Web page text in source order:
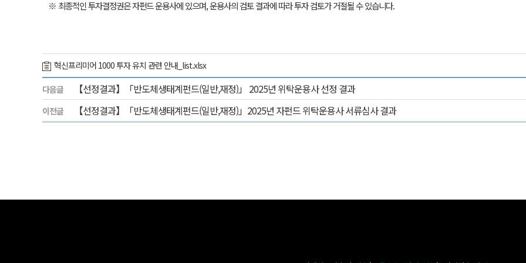
※ 최종적인 투자결정권은 자펀드 운용사에 있으며, 운용사의 검토 결과에 따라 투자 검토가거절될 수 있습니다.
혁신프리미어 1000 투자 유치 관련 안내_list.xlsx
다음글 【선정결과】「반도체생태계펀드(일반,재정)」 2025년 위탁운용사 선정 결과
이전글 【선정결과】「반도체생태계펀드(일반,재정)」2025년 자펀드 위탁운용사 서류심사 결과